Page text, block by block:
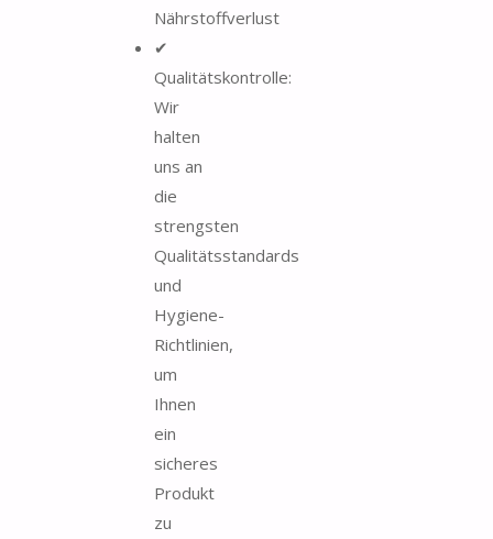
Nährstoffverlust
✔
Qualitätskontrolle:
Wir
halten
uns an
die
strengsten
Qualitätsstandards
und
Hygiene-
Richtlinien,
um
Ihnen
ein
sicheres
Produkt
zu